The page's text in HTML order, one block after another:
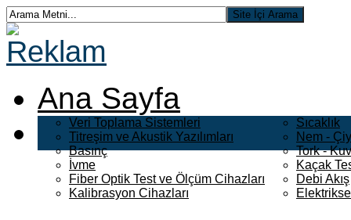
Ana Sayfa
Veri Toplama Sistemleri
Titreşim ve Akustik Yazılımları
Basınç
İvme
Fiber Optik Test ve Ölçüm Cihazları
Kalibrasyon Cihazları
Sıcaklık
Nem -
Tork -
Kaçak
Debi Akış